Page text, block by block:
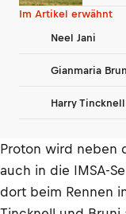
Im Artikel erwähnt
Neel Jani
Gianmaria
Harry Tincknell
Proton wird neben
auch in die IMSA-
dort beim Rennen